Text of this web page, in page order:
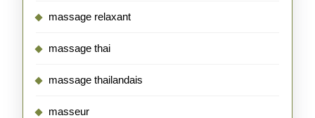
massage relaxant
massage thai
massage thailandais
masseur